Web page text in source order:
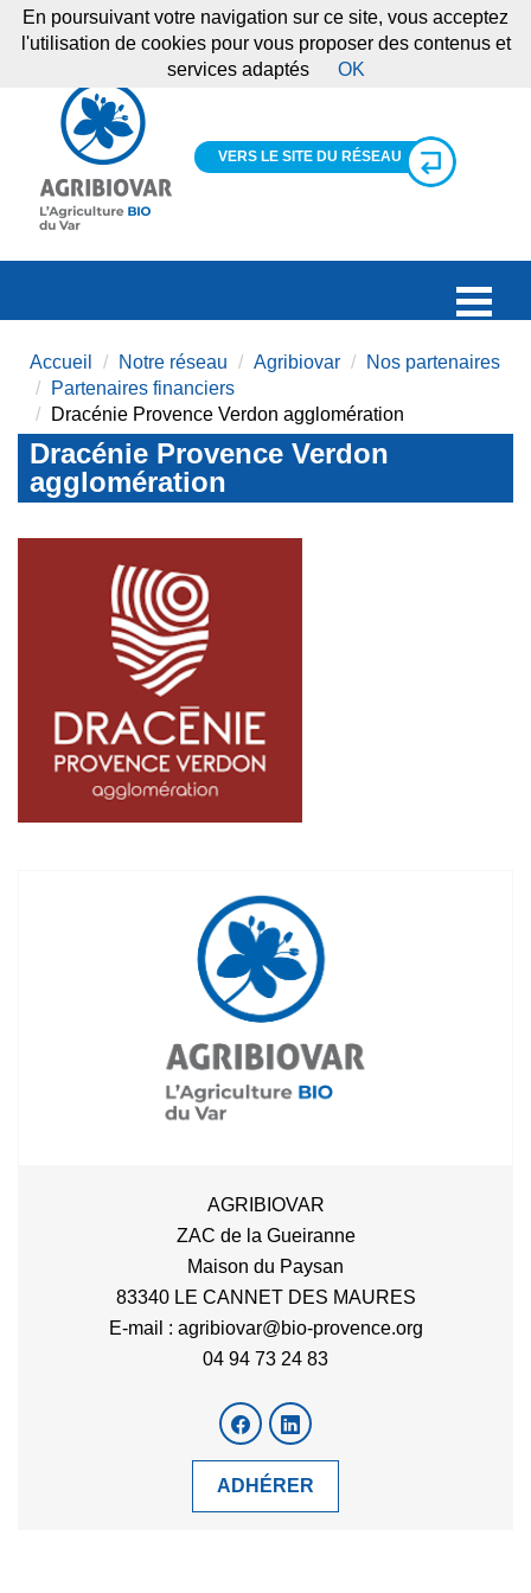
VERS LE SITE DU RÉSEAU
Accueil Notre réseau Agribiovar
Nos partenaires
Partenaires financiers
Dracénie Provence Verdon agglomération
Dracénie Provence Verdon
agglomération
AGRIBIOVAR
ZAC de la Gueiranne
Maison du Paysan
83340 LE CANNET DES MAURES
E-mail : agribiovar@bio-provence.org
04 94 73 24 83
ADHÉRER
En poursuivant votre navigation sur ce site, vous acceptez
l'utilisation de cookies pour vous proposer des contenus et
services adaptés
OK